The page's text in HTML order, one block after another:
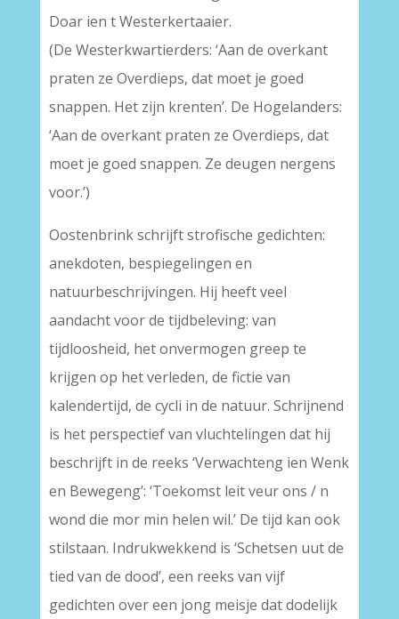
Doar ien t Westerkertaaier.
(De Westerkwartierders: ‘Aan de overkant
praten ze Overdieps, dat moet je goed
snappen. Het zijn krenten’. De Hogelanders:
‘Aan de overkant praten ze Overdieps, dat
moet je goed snappen. Ze deugen nergens
voor.’)
Oostenbrink schrijft strofische gedichten:
anekdoten, bespiegelingen en
natuurbeschrijvingen. Hij heeft veel
aandacht voor de tijdbeleving: van
tijdloosheid, het onvermogen greep te
krijgen op het verleden, de fictie van
kalendertijd, de cycli in de natuur. Schrijnend
is het perspectief van vluchtelingen dat hij
beschrijft in de reeks ‘Verwachteng ien Wenk
en Bewegeng’: ‘Toekomst leit veur ons / n
wond die mor min helen wil.’ De tijd kan ook
stilstaan. Indrukwekkend is ‘Schetsen uut de
tied van de dood’, een reeks van vijf
gedichten over een jong meisje dat dodelijk